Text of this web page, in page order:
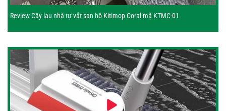
Review Cây lau nhà tự vắt san hô Kitimop Coral mã KTMC-01